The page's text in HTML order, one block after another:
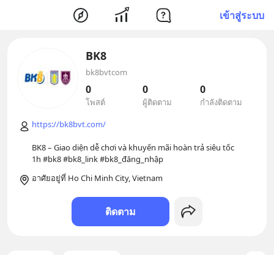
เข้าสู่ระบบ
BK8
bk8bvtcom
0
โพสต์
0
ผู้ติดตาม
0
กำลังติดตาม
https://bk8bvt.com/
BK8 – Giao diện dễ chơi và khuyến mãi hoàn trả siêu tốc
อาศัยอยู่ที่ Ho Chi Minh City, Vietnam
ติดตาม